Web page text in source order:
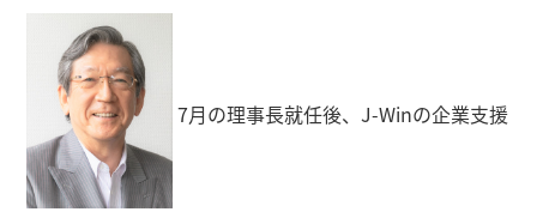
7月の理事長就任後、J-Winの企業支援